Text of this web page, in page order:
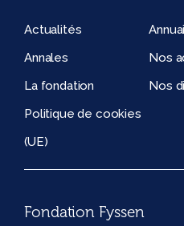
Actualités
Annales
Nos
La fondation
Nos
Politique de cookies
(UE)
Fondation Fyssen